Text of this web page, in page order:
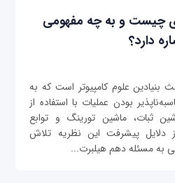
چیست و به چه مفهومی
دارد؟
بنیادین علوم کامپیوتر است که به
بودن عملیات با استفاده از
ثبات، ماشین تورینگ و توابع
دلایل پیشرفت این نظریه تلاش
به مسئله دهم هیلبرت...